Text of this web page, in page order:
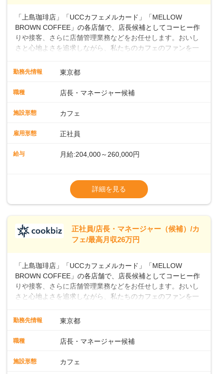
「上島珈琲店」「UCCカフェメルカード」「MELLOW
BROWN COFFEE」の各店舗で、店長候補としてコーヒー作
りや接客、さらに店舗管理業務などをお任せします。おいし
さと心地よさを追求しながら、私たちのカフェのファンを一
の抽出や各種ドリンクの作成お客様のご案内、レジ対応軽食
タートも安心 ◎サポート体制充実コーヒーの知識から接客マ
から40代まで幅広い年齢層が活躍しており、チームワークも
るので、スムーズに業務に馴染める環境です。「カフェの接
長として活躍を！接客業務になれたら、売上・シフト・在庫
一切無用♪一つひとつをしっかり伝えていきますので、無理の
ないペースで覚えていきましょう！さらにマネージャーへの
勤務先情報 東京都
職種 店長・マネージャー候補
施設形態 カフェ
雇用形態 正社員
給与 月給:204,000～260,000円
ます・東日本エリア：月給21万4000～27万
※経験・スキルを考慮の上、決定します。
※別途、残業代および各種手当あり
※試用期間なし
■店長職： ・西日本／月給26万7500円
万円＋賞与(年3回)・店長職：年収410万円／
詳細を見る
正社員/店長・マネージャー（候補）/カ
フェ/最高月収26万円
「上島珈琲店」「UCCカフェメルカード」「MELLOW
BROWN COFFEE」の各店舗で、店長候補としてコーヒー作
りや接客、さらに店舗管理業務などをお任せします。おいし
さと心地よさを追求しながら、私たちのカフェのファンを一
の抽出や各種ドリンクの作成お客様のご案内、レジ対応軽食
タートも安心 ◎サポート体制充実コーヒーの知識から接客マ
から40代まで幅広い年齢層が活躍しており、チームワークも
勤務先情報 東京都
職種 店長・マネージャー候補
施設形態 カフェ